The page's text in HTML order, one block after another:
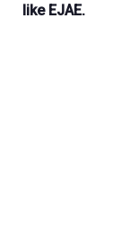
like EJAE.